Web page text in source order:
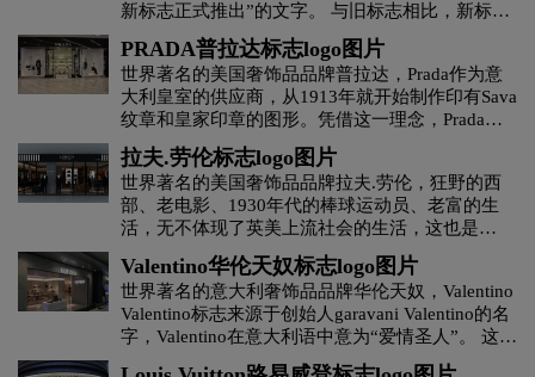
H字母汉字酒店logo设计 H字母酒店logo设计
黄绿色logo设计 灰色logo设计 褐色logo设计
黄色logo设计 黑色logo设计 红色logo设计
酒业logo设计 教育logo设计 集团logo设计
家具logo设计 酒logo设计 酒店logo设计
J字母汉字酒店logo设计 会计师事务所logo设计
新标志正式推出”的文字。 与旧标志相比，新标志
继续大写，但字体比以前更窄更粗，并辅以新的灰
色背景。 虽然整体变化不大，只是改变了字体和
添加了背景，但这种方法可能会增加其品牌的认知
度，并在业内众多其他黑白文字标识中脱颖而出。
据了解，新标志的设计灵感来源于交通标志。
PRADA普拉达标志logo图片
世界著名的美国奢饰品品牌普拉达，Prada作为意
大利皇室的供应商，从1913年就开始制作印有Sava
纹章和皇家印章的图形。凭借这一理念，Prada在
2006年春夏再现历史经典，重新呈现女士包包。
Prada以当年制作皇家工艺品的技艺向世界传承传
承。 Prada服装：除了布标上的Prada大写外，几乎
没有明显的识别标记。 只有皮具有明显的识别标
记。 Prada皮具：偶尔会通过压印在皮具表面打上
烙印。 倒三角铁logo：这只出现在Prada皮具产品
上，几乎是铁logo的第一印象。 除了Prada之外，
还有一排Milano小字标明了它的“品牌发源地”和
1913年品牌成立的年份。不用一个字，prada就不
是Prada。
拉夫.劳伦标志logo图片
世界著名的美国奢饰品品牌拉夫.劳伦，狂野的西
部、老电影、1930年代的棒球运动员、老富的生
活，无不体现了英美上流社会的生活，这也是
Ralph Lauren设计灵感的源泉。 他选择了图形标志
马球，因为它代表过去的风格和内涵总能引起人们
的兴趣。 毋庸置疑，Ralph Lauren 通过其标志性
的强烈品牌风格勾勒出一个美国梦：长长的草坪、
水晶仿古、著名的马宝驹。
Valentino华伦天奴标志logo图片
世界著名的意大利奢饰品品牌华伦天奴，Valentino
Valentino标志来源于创始人garavani Valentino的名
字，Valentino在意大利语中意为“爱情圣人”。 这个
名字似乎预示着这个品牌从诞生之日起就与高贵优